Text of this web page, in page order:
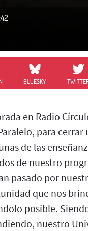
BLUESKY
en Radio
para
de las
de nuestro
pasado por
que nos
posible.
nuestro